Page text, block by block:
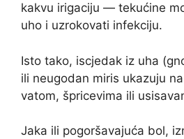
kakvu irigaciju — tekućine
uho i uzrokovati infekciju.
Isto tako, iscjedak iz uha
ili neugodan miris ukazuju
vatom, špricevima ili
Jaka ili pogoršavajuća bol,